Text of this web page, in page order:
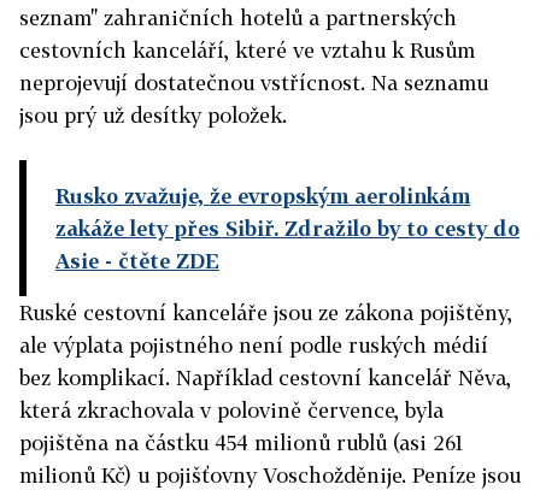
seznam" zahraničních hotelů a partnerských
cestovních kanceláří, které ve vztahu k Rusům
neprojevují dostatečnou vstřícnost. Na seznamu
jsou prý už desítky položek.
Rusko zvažuje, že evropským aerolinkám
zakáže lety přes Sibiř. Zdražilo by to cesty do
Asie - čtěte ZDE
Ruské cestovní kanceláře jsou ze zákona pojištěny,
ale výplata pojistného není podle ruských médií
bez komplikací. Například cestovní kancelář Něva,
která zkrachovala v polovině července, byla
pojištěna na částku 454 milionů rublů (asi 261
milionů Kč) u pojišťovny Voschožděnije. Peníze jsou